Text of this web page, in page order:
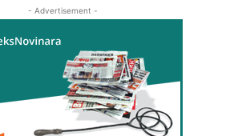
- Advertisement -